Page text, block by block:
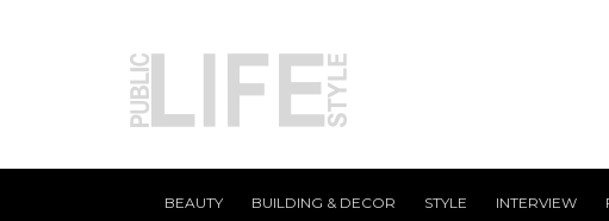
BEAUTY BUILDING & DECOR STYLE INTERVIEW